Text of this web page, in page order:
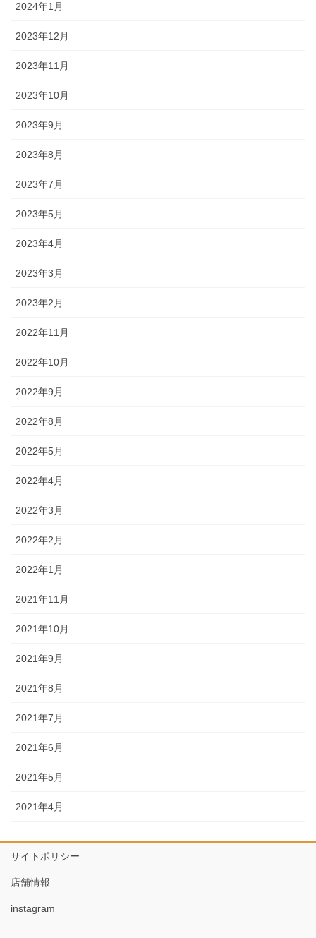
2024年1月
2023年12月
2023年11月
2023年10月
2023年9月
2023年8月
2023年7月
2023年5月
2023年4月
2023年3月
2023年2月
2022年11月
2022年10月
2022年9月
2022年8月
2022年5月
2022年4月
2022年3月
2022年2月
2022年1月
2021年11月
2021年10月
2021年9月
2021年8月
2021年7月
2021年6月
2021年5月
2021年4月
サイトポリシー
店舗情報
instagram